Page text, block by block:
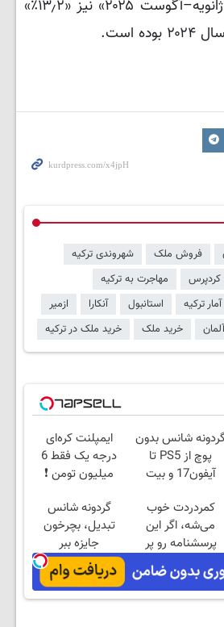
می‌دهد و در دوره «ژانویه–آگوست ۲۰۲۵» نیز «۱۳٫۲٪»
است.
فروش ملک
شهروندی ترکیه
کردپرس
مهاجرت به ترکیه
ترکیه استانبول آنکارا
ازمیر
آلمان خرید ملک خرید ملک در ترکیه
شانس بدون
پوچ از PS5 تا
آیفون17 و بیت
ایمپلنت کره‌ای
درجه یک فقط 6
میلیون تومن ❗
کمردردت خوب
می‌شه، اگر این
پرسشنامه رو پر
گردونه شانس
تبدیل، بچرخون
جایزه ببر